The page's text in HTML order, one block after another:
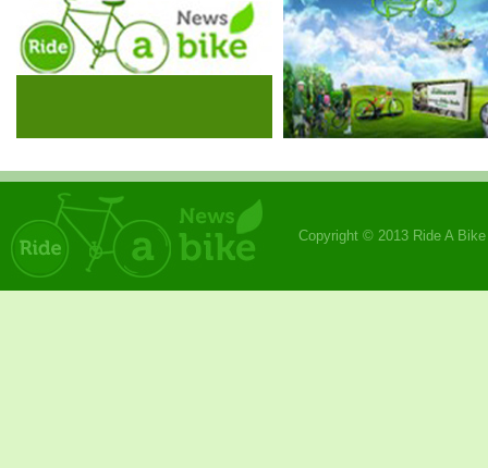
Copyright © 2013 Ride A